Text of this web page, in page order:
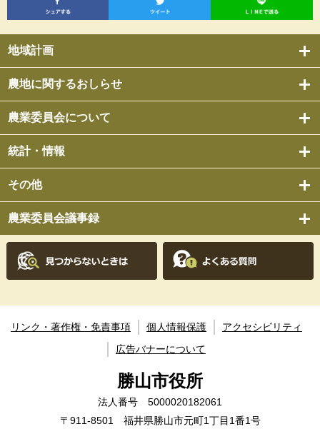
地域計画
農地に関するおしらせ
農業委員会について
統計・情報
その他
農業委員会議事録
リンク・著作権・免責事項 個人情報保護
アクセシビリティ
広告バナーについて
勝山市役所
法人番号 5000020182061
〒911-8501 福井県勝山市元町1丁目1番1号